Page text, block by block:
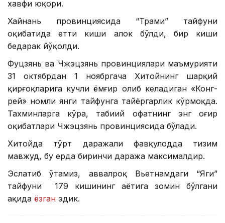
хавфи юқори.
Хайнань провинциясида “Трами” тайфуни
оқибатида етти киши ҳалок бўлди, бир киши
бедарак йўқолди.
Фуцзянь ва Чжэцзянь провинциялари маъмурияти
31 октябрдан 1 ноябргача Хитойнинг шарқий
қирғоқларига кучли ёмғир олиб келадиган «Конг-
рей» номли янги тайфунга тайёргарлик кўрмоқда.
Тахминларга кўра, табиий офатнинг энг оғир
оқибатлари Чжэцзянь провинциясида бўлади.
Хитойда тўрт даражали фавқулодда тизим
мавжуд, бу ерда биринчи даража максималдир.
Эслатиб ўтамиз, аввалроқ Вьетнамдаги “Яги”
тайфуни 179 кишининг ҳаётига зомин бўлгани
ҳақида ёзган эдик.